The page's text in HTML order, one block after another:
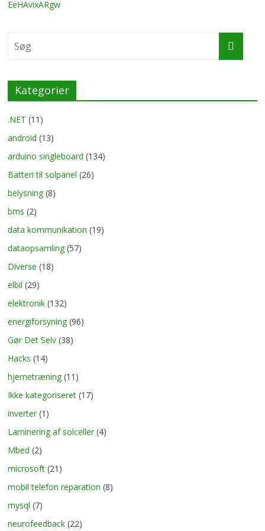
EeHAvixARgw
Kategorier
.NET (11)
android (13)
arduino singleboard (134)
Batteri til solpanel (26)
belysning (8)
bms (2)
data kommunikation (19)
dataopsamling (57)
Diverse (18)
elbil (29)
elektronik (132)
energiforsyning (96)
Gør Det Selv (38)
Hacks (14)
hjernetræning (11)
Ikke kategoriseret (17)
inverter (1)
Laminering af solceller (4)
Mbed (2)
microsoft (21)
mobil telefon reparation (8)
mysql (7)
neurofeedback (22)